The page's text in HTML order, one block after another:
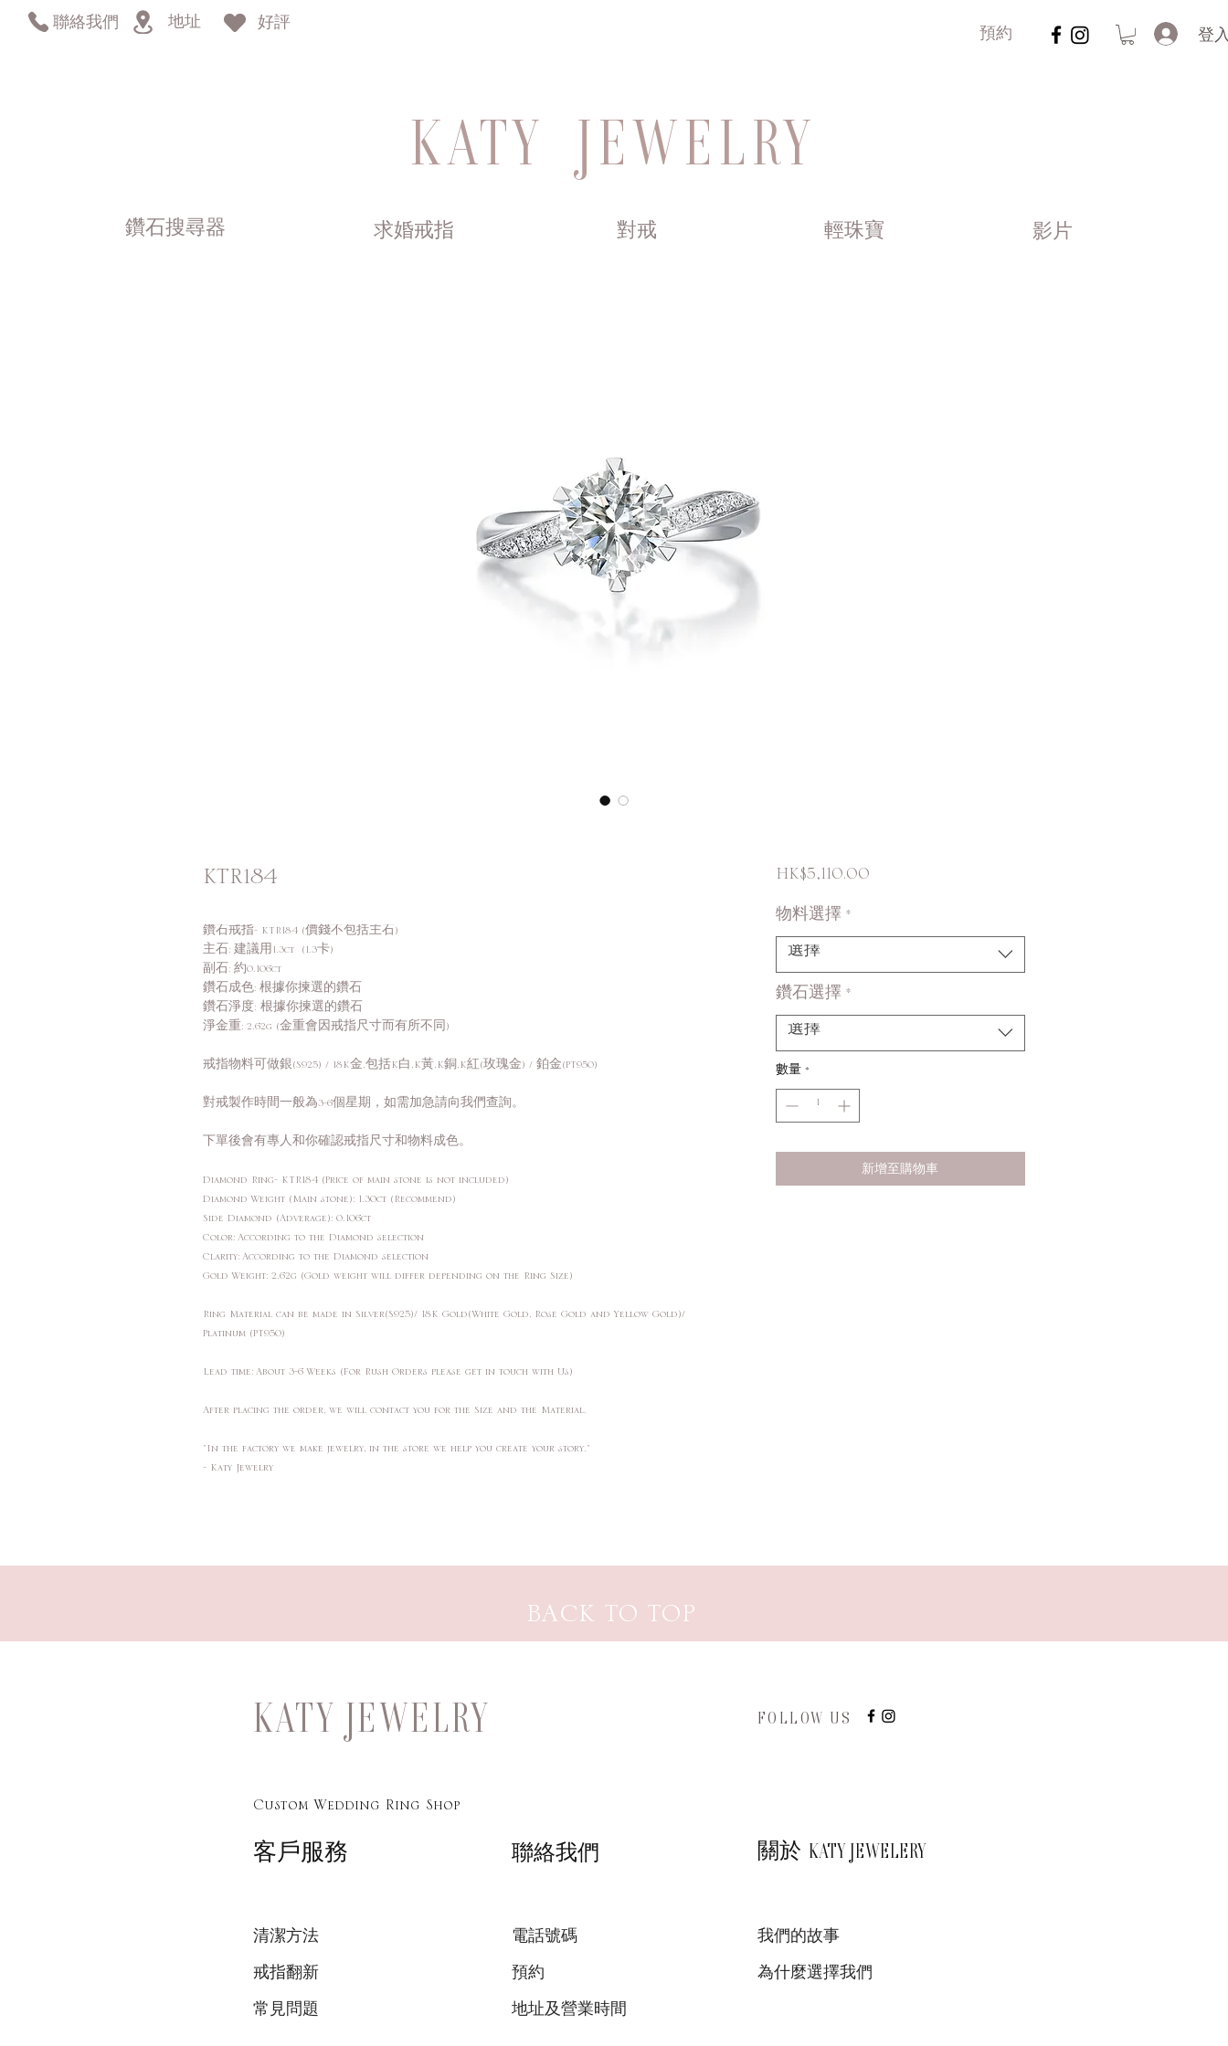
聯絡我們 地址 好評
預約 登
鑽石搜尋器 求婚戒指 對戒 輕珠寶 影片
KATY JEWELRY
KTR184
鑽石戒指- KTR184 (價錢不包括主石)
主石: 建議用1.3ct (1.3卡)
副石: 約0.106ct
鑽石成色: 根據你揀選的鑽石
鑽石淨度: 根據你揀選的鑽石
淨金重: 2.62g (金重會因戒指尺寸而有所不同)
戒指物料可做銀(S925) / 18K金,包括K白,K黃,K銅,K紅(玫瑰金) / 鉑金(PT950)
對戒製作時間一般為3-6個星期，如需加急請向我們查詢。
下單後會有專人和你確認戒指尺寸和物料成色。
Diamond Ring- KTR184 (Price of main stone is not included)
Diamond Weight (Main stone): 1.30ct (Recommend)
Side Diamond (Adverage): 0.106ct
Color: According to the Diamond selection
Clarity: According to the Diamond selection
Gold Weight: 2.62g (Gold weight will differ depending on the Ring Size)
Ring Material can be made in Silver(S925)/ 18K Gold(White Gold, Rose Gold and Yellow Gold)/
Platinum (PT950)
Lead time: About 3-6 Weeks (For Rush Orders please get in touch with Us)
After placing the order, we will contact you for the Size and the Material.
"In the factory we make jewelry, in the store we help you create your story."
- Katy Jewelry
HK$5,110.00價
物料選擇 *
選擇
鑽石選擇 *
選擇
數量 *
新增至購物車
BACK TO TOP
KATY JEWELRY FOLLOW US
Custom Wedding Ring Shop
客戶服務 聯絡我們 關於 KATY JEWELERY
清潔方法
戒指翻新
常見問題
電話號碼
預約
我們的故事
為什麼選擇我們
地址及營業時間